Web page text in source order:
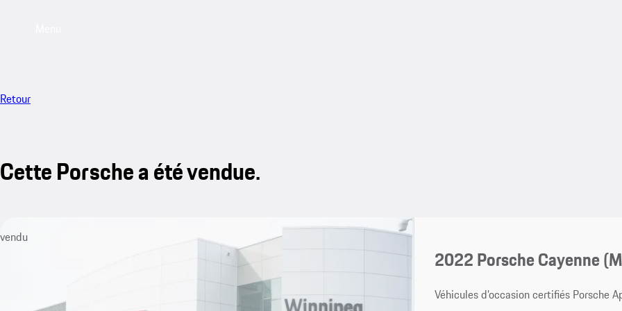
Retour
Cette Porsche a été vendue.
vendu
2022 Porsche Cayenne
Véhicules d’occasion certifiés Porsche